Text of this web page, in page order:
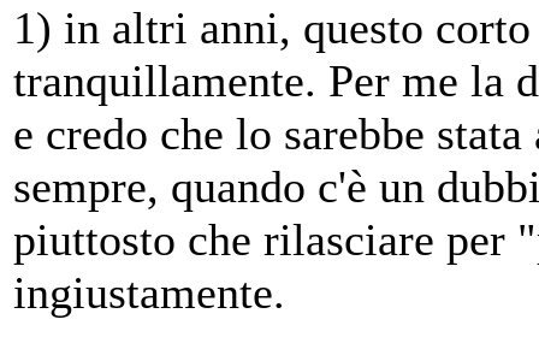
1) in altri anni, questo corto
tranquillamente. Per me la
e credo che lo sarebbe
sempre, quando c'è un
piuttosto che rilasciare per
ingiustamente.